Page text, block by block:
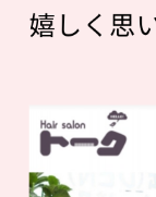
嬉しく思